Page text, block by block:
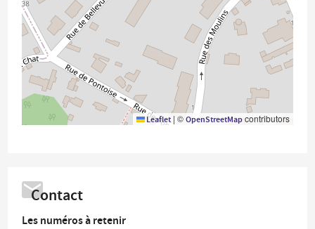
Leaflet | ©OpenStreetMapcontributors
Contact
Les numéros à retenir